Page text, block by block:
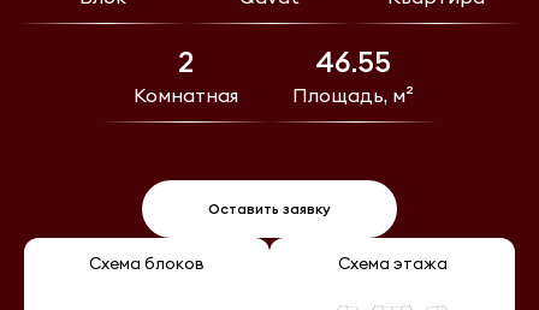
2
Комнатная
46.55
Площадь, м²
Оставить заявку
Схема блоков Схема этажа